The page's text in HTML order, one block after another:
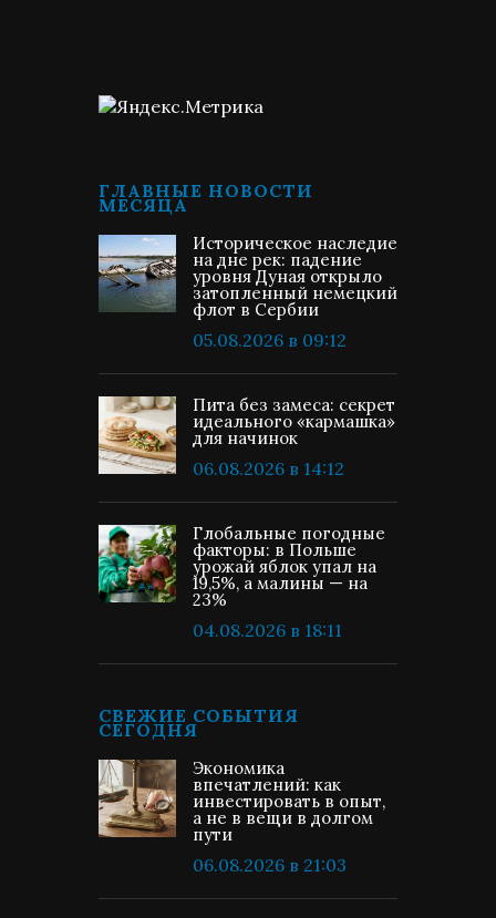
ГЛАВНЫЕ НОВОСТИ
МЕСЯЦА
Историческое наследие
на дне рек: падение
уровня Дуная открыло
затопленный немецкий
флот в Сербии
05.08.2026 в 09:12
Пита без замеса: секрет
идеального «кармашка»
для начинок
06.08.2026 в 14:12
Глобальные погодные
факторы: в Польше
урожай яблок упал на
19,5%, а малины — на
23%
04.08.2026 в 18:11
СВЕЖИЕ СОБЫТИЯ
СЕГОДНЯ
Экономика
впечатлений: как
инвестировать в опыт,
а не в вещи в долгом
пути
06.08.2026 в 21:03